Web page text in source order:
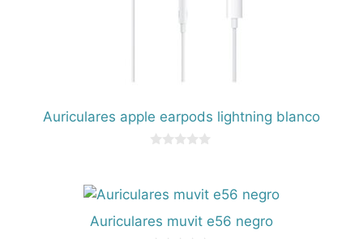
Auriculares apple earpods lightning blanco
5
Auriculares muvit e56 negro